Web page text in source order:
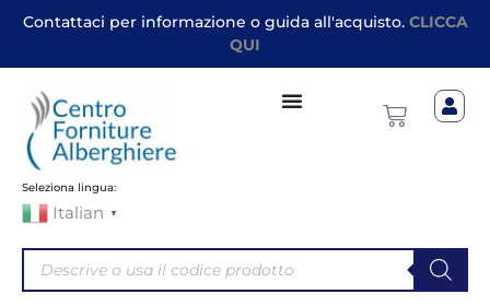
Contattaci per informazione o guida all'acquisto. CLICCA
QUI
Seleziona lingua:
Italian ▼